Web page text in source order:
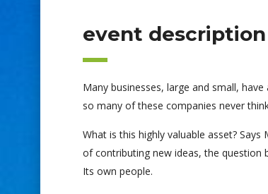
event description
Many businesses, large and small,
so many of these companies never
What is this highly valuable asset?
of contributing new ideas, the question
Its own people.